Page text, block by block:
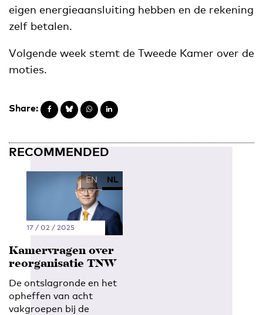
eigen energieaansluiting hebben en de rekening
zelf betalen.
Volgende week stemt de Tweede Kamer over de
moties.
Share:
RECOMMENDED
EN NL
17 / 02 / 2025
Kamervragen over
reorganisatie TNW
De ontslagronde en het
opheffen van acht
vakgroepen bij de